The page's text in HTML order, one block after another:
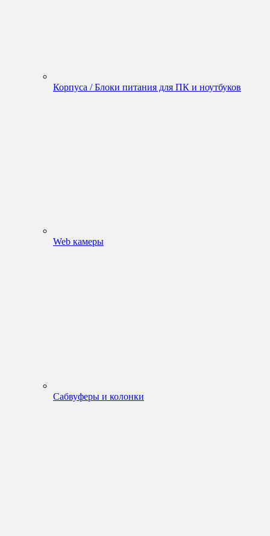
Корпуса / Блоки питания для ПК и ноутбуков
Web камеры
Сабвуферы и колонки